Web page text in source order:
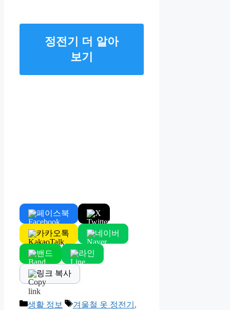
정전기 더 알아
보기
페이스북 X
카카오톡 네이버
밴드 라인
링크 복사
Categories
생활 정보 Tags
겨울철 옷 정전기 ,